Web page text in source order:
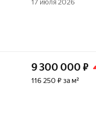
17 июля 2026
9 300 000 ₽
116 250 ₽ за м²